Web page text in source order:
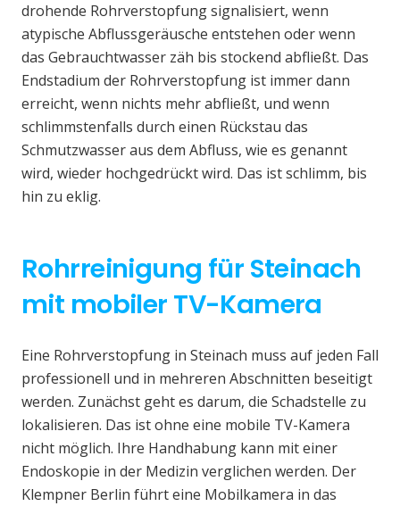
drohende Rohrverstopfung signalisiert, wenn
atypische Abflussgeräusche entstehen oder wenn
das Gebrauchtwasser zäh bis stockend abfließt. Das
Endstadium der Rohrverstopfung ist immer dann
erreicht, wenn nichts mehr abfließt, und wenn
schlimmstenfalls durch einen Rückstau das
Schmutzwasser aus dem Abfluss, wie es genannt
wird, wieder hochgedrückt wird. Das ist schlimm, bis
hin zu eklig.
Rohrreinigung für Steinach
mit mobiler TV-Kamera
Eine Rohrverstopfung in Steinach muss auf jeden Fall
professionell und in mehreren Abschnitten beseitigt
werden. Zunächst geht es darum, die Schadstelle zu
lokalisieren. Das ist ohne eine mobile TV-Kamera
nicht möglich. Ihre Handhabung kann mit einer
Endoskopie in der Medizin verglichen werden. Der
Klempner Berlin führt eine Mobilkamera in das